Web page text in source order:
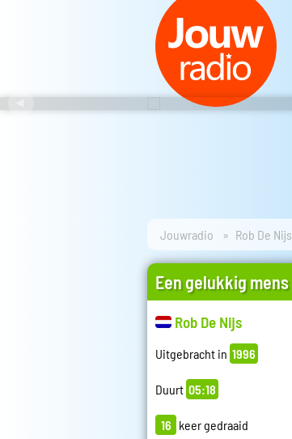
Jouwradio Rob De Nijs
Een gelukkig mens
Rob De Nijs
Uitgebracht in 1996
Duurt 05:18
16 keer gedraaid